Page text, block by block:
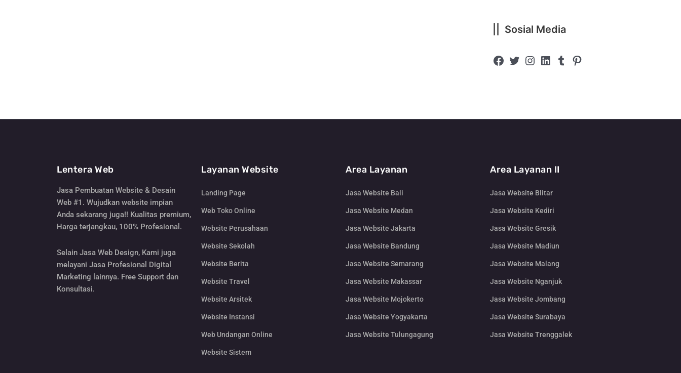
|| Sosial Media
Lentera Web
Jasa Pembuatan Website & Desain
Web #1. Wujudkan website impian
Anda sekarang juga!! Kualitas premium,
Harga terjangkau, 100% Profesional.
Selain Jasa Web Design, Kami juga
melayani Jasa Profesional Digital
Marketing lainnya. Free Support dan
Konsultasi.
Layanan Website
Landing Page
Web Toko Online
Website Perusahaan
Website Sekolah
Website Berita
Website Travel
Website Arsitek
Website Instansi
Web Undangan Online
Website Sistem
Area Layanan
Jasa Website Bali
Jasa Website Medan
Jasa Website Jakarta
Jasa Website Bandung
Jasa Website Semarang
Jasa Website Makassar
Jasa Website Mojokerto
Jasa Website Yogyakarta
Jasa Website Tulungagung
Area Layanan II
Jasa Website Blitar
Jasa Website Kediri
Jasa Website Gresik
Jasa Website Madiun
Jasa Website Malang
Jasa Website Nganjuk
Jasa Website Jombang
Jasa Website Surabaya
Jasa Website Trenggalek